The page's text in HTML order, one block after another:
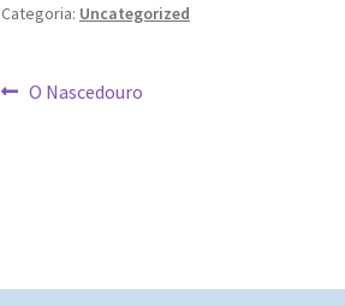
Categoria: Uncategorized
Navegação
Post
O Nascedouro